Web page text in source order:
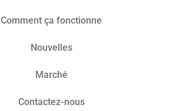
Comment ça fonctionne
Nouvelles
Marché​
Contactez-nous